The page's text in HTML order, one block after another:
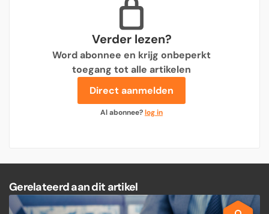
Verder lezen?
Word abonnee en krijg onbeperkt
toegang tot alle artikelen
Direct aanmelden
Al abonnee?log in
Gerelateerd aan dit artikel